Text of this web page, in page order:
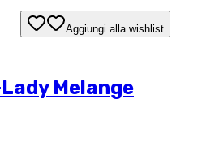
Aggiungi alla wishlist
Melange